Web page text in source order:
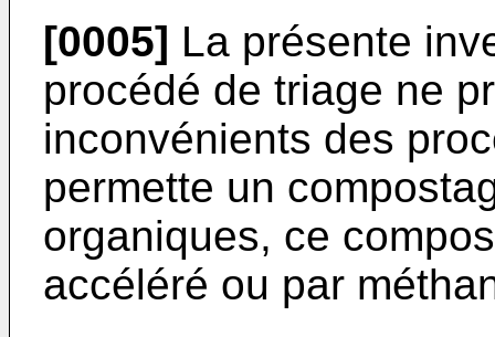
[0005] La présente
procédé de triage ne
inconvénients des
permette un
organiques, ce
accéléré ou par